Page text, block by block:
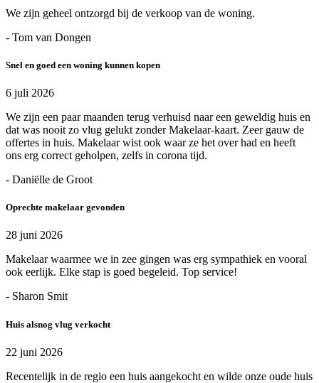
We zijn geheel ontzorgd bij de verkoop van de woning.
- Tom van Dongen
Snel en goed een woning kunnen kopen
6 juli 2026
We zijn een paar maanden terug verhuisd naar een geweldig huis en
dat was nooit zo vlug gelukt zonder Makelaar-kaart. Zeer gauw de
offertes in huis. Makelaar wist ook waar ze het over had en heeft
ons erg correct geholpen, zelfs in corona tijd.
- Daniëlle de Groot
Oprechte makelaar gevonden
28 juni 2026
Makelaar waarmee we in zee gingen was erg sympathiek en vooral
ook eerlijk. Elke stap is goed begeleid. Top service!
- Sharon Smit
Huis alsnog vlug verkocht
22 juni 2026
Recentelijk in de regio een huis aangekocht en wilde onze oude huis